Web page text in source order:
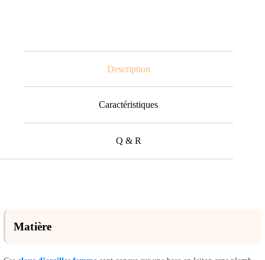
Description
Caractéristiques
Q & R
Matière